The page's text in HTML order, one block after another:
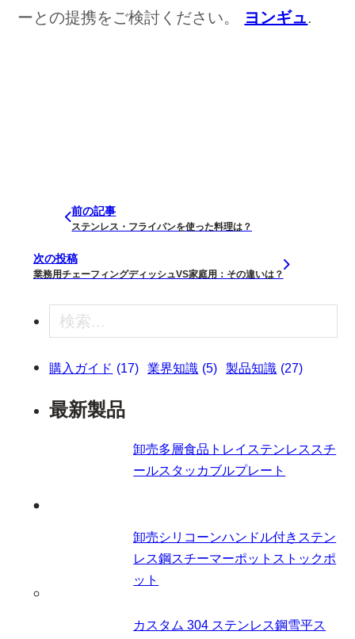
ーとの提携をご検討ください。
ヨンギュ.
前の記事
ステンレス・フライパンを使った料理は？
次の投稿
業務用チェーフィングディッシュVS家庭用：その違いは？
検索
購入ガイド (17) 業界知識 (5) 製品知識 (27)
最新製品
卸売多層食品トレイステンレススチ
ールスタッカブルプレート
卸売シリコーンハンドル付きステン
レス鋼スチーマーポットストックポ
ット
カスタム 304 ステンレス鋼雪平ス